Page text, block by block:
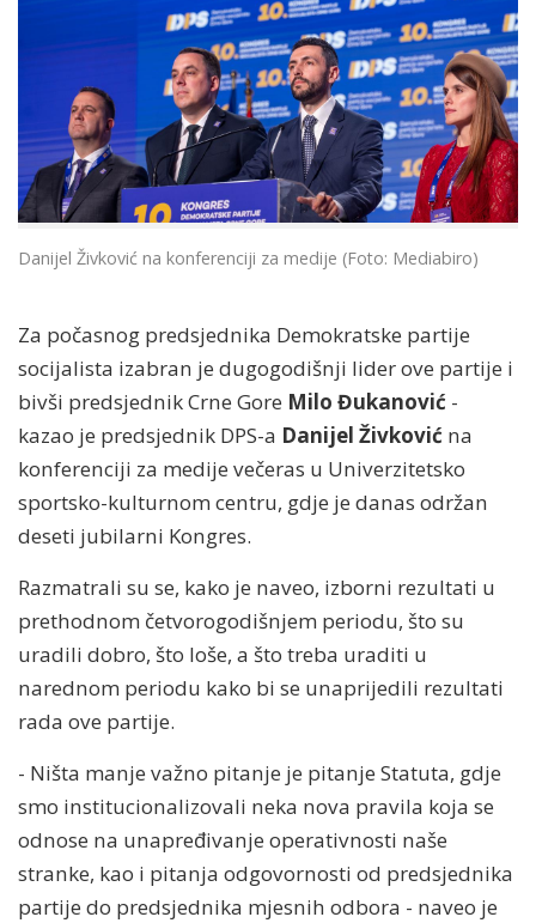
Danijel Živković na konferenciji za medije (Foto: Mediabiro)
Za počasnog predsjednika Demokratske partije
socijalista izabran je dugogodišnji lider ove partije i
bivši predsjednik Crne Gore Milo Đukanović -
kazao je predsjednik DPS-a Danijel Živković na
konferenciji za medije večeras u Univerzitetsko
sportsko-kulturnom centru, gdje je danas održan
deseti jubilarni Kongres.
Razmatrali su se, kako je naveo, izborni rezultati u
prethodnom četvorogodišnjem periodu, što su
uradili dobro, što loše, a što treba uraditi u
narednom periodu kako bi se unaprijedili rezultati
rada ove partije.
- Ništa manje važno pitanje je pitanje Statuta, gdje
smo institucionalizovali neka nova pravila koja se
odnose na unapređivanje operativnosti naše
stranke, kao i pitanja odgovornosti od predsjednika
partije do predsjednika mjesnih odbora - naveo je